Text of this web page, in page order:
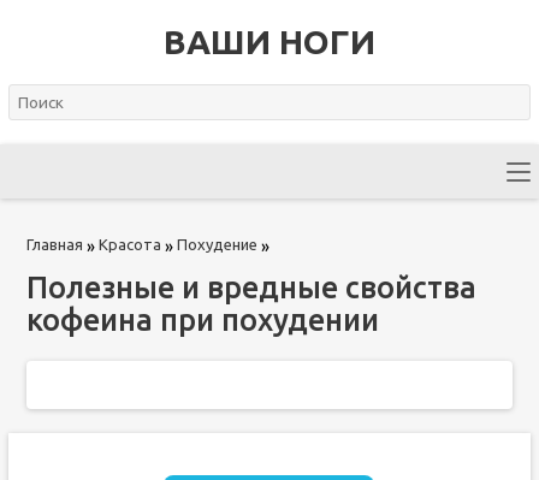
ВАШИ НОГИ
Главная » Красота » Похудение »
Полезные и вредные свойства
кофеина при похудении